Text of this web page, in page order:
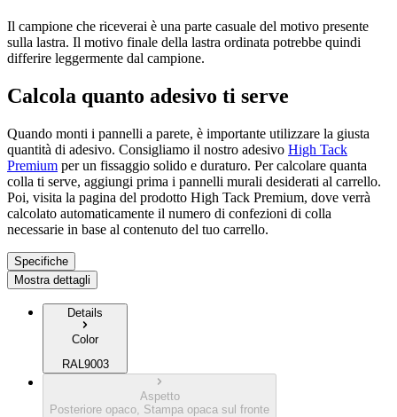
Il campione che riceverai è una parte casuale del motivo presente
sulla lastra. Il motivo finale della lastra ordinata potrebbe quindi
differire leggermente dal campione.
Calcola quanto adesivo ti serve
Quando monti i pannelli a parete, è importante utilizzare la giusta
quantità di adesivo. Consigliamo il nostro adesivo High Tack
Premium per un fissaggio solido e duraturo. Per calcolare quanta
colla ti serve, aggiungi prima i pannelli murali desiderati al carrello.
Poi, visita la pagina del prodotto High Tack Premium, dove verrà
calcolato automaticamente il numero di confezioni di colla
necessarie in base al contenuto del tuo carrello.
Specifiche
Mostra dettagli
Details
Color
RAL9003
Aspetto
Posteriore opaco, Stampa opaca sul fronte